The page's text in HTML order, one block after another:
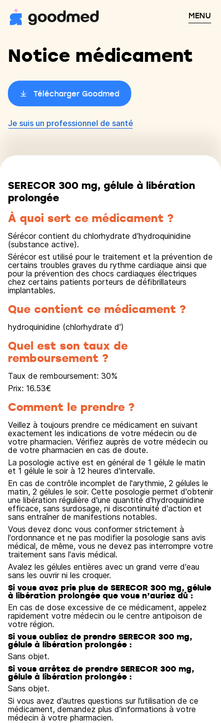
MENU
Notice médicament
Télécharger Goodmed
Je suis un professionnel de santé
SERECOR 300 mg, gélule à libération
prolongée
À quoi sert ce médicament ?
Sérécor contient du chlorhydrate d’hydroquinidine
(substance active).
Sérécor est utilisé pour le traitement et la prévention de
certains troubles graves du rythme cardiaque ainsi que
pour la prévention des chocs cardiaques électriques
chez certains patients porteurs de défibrillateurs
implantables.
Que contient ce médicament ?
hydroquinidine (chlorhydrate d')
Quel est son taux de
remboursement ?
Taux de remboursement: 30%
Prix: 16.53€
Comment le prendre ?
Veillez à toujours prendre ce médicament en suivant
exactement les indications de votre médecin ou de
votre pharmacien. Vérifiez auprès de votre médecin ou
de votre pharmacien en cas de doute.
La posologie active est en général de 1 gélule le matin
et 1 gélule le soir à 12 heures d'intervalle.
En cas de contrôle incomplet de l'arythmie, 2 gélules le
matin, 2 gélules le soir. Cette posologie permet d'obtenir
une libération régulière d'une quantité d'hydroquinidine
efficace, sans surdosage, ni discontinuité d'action et
sans entraîner de manifestions notables.
Vous devez donc vous conformer strictement à
l'ordonnance et ne pas modifier la posologie sans avis
médical, de même, vous ne devez pas interrompre votre
traitement sans l'avis médical.
Avalez les gélules entières avec un grand verre d'eau
sans les ouvrir ni les croquer.
Si vous avez pris plus de SERECOR 300 mg, gélule
à libération prolongée que vous n’auriez dû :
En cas de dose excessive de ce médicament, appelez
rapidement votre médecin ou le centre antipoison de
votre région.
Si vous oubliez de prendre SERECOR 300 mg,
gélule à libération prolongée :
Sans objet.
Si vous arrêtez de prendre SERECOR 300 mg,
gélule à libération prolongée :
Sans objet.
Si vous avez d’autres questions sur l’utilisation de ce
médicament, demandez plus d’informations à votre
médecin à votre pharmacien.